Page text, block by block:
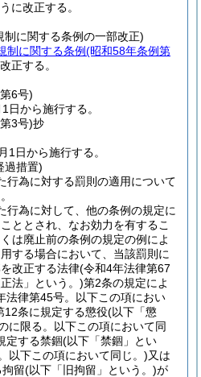
に改正する。
に関する条例の一部改正)
制に関する条例(昭和58年条例第
正する。
6号)
日から施行する。
3号)抄
1日から施行する。
過措置)
行為に対する罰則の適用について
行為に対して、他の条例の規定に
ととされ、なお効力を有するこ
は廃止前の条例の規定の例によ
する場合において、当該罰則に
改正する法律(令和4年法律第67
法」という。)第2条の規定によ
法律第45号。以下この項におい
12条に規定する懲役(以下「懲
に限る。以下この項において同
定する禁錮(以下「禁錮」とい
以下この項において同じ。)又は
留(以下「旧拘留」という。)が